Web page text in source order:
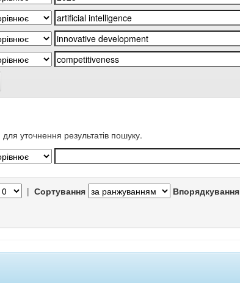
уточнення результатів пошуку.
| Сортування Впорядкування